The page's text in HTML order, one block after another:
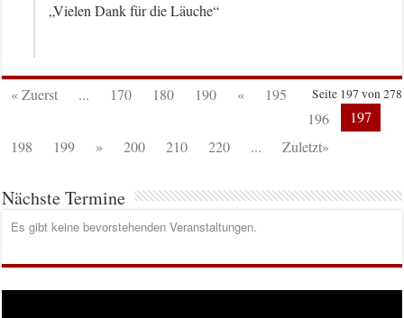
„Vielen Dank für die Läuche“
Seite 197 von 278
« Zuerst ... 170 180 190 «
195
196
197
198
199 » 200 210 220 ... Zuletzt»
Nächste Termine
Es gibt keine bevorstehenden Veranstaltungen.